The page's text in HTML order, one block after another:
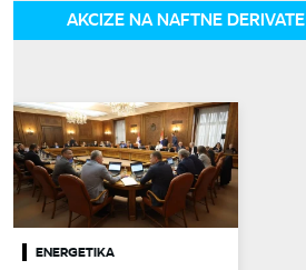
AKCIZE NA NAFTNE DERIVATE
ENERGETIKA